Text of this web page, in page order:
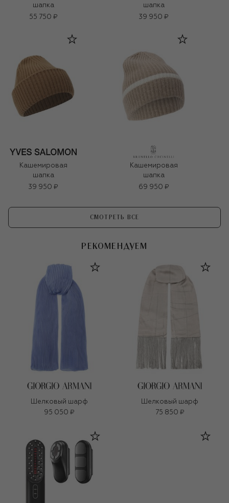
шапка
55 750 ₽
шапка
39 950 ₽
Кашемировая
шапка
39 950 ₽
Кашемировая
шапка
69 950 ₽
СМОТРЕТЬ ВСЕ
РЕКОМЕНДУЕМ
Шелковый шарф
95 050 ₽
Шелковый шарф
75 850 ₽